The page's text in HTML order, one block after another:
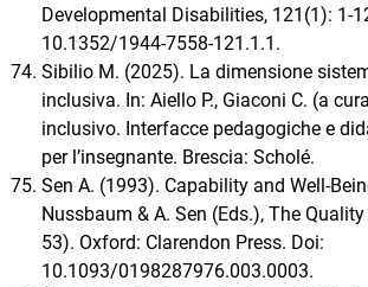
Developmental Disabilities, 121(1): 1-
10.1352/1944-7558-121.1.1.
Sibilio M. (2025). La dimensione
inclusiva. In: Aiello P., Giaconi C. (a
inclusivo. Interfacce pedagogiche e
per l’insegnante. Brescia: Scholé.
Sen A. (1993). Capability and Well-
Nussbaum & A. Sen (Eds.), The
53). Oxford: Clarendon Press. Doi:
10.1093/0198287976.003.0003.